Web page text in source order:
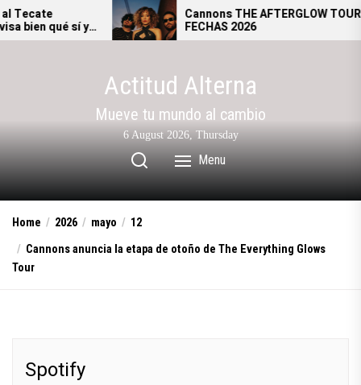
Skip
toy
Cannons THE AFTERGLOW TOUR –
FECHAS 2026
Actitud Alterna
Mueve tu mundo al cambio
6 August 2026, Thursday
Menu
Home 2026 mayo
12
Cannons anuncia la etapa de otoño de The Everything Glows
Tour
Spotify